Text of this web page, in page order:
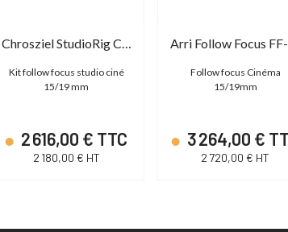
Chrosziel StudioRig Cine Kit with Gear drives and Adapter in Case
Kit follow focus studio ciné
15/19 mm
2 616,00 € TTC
2 180,00 € HT
Follow focus Cinéma
15/19mm
3 264,00 €
2 720,00 € HT